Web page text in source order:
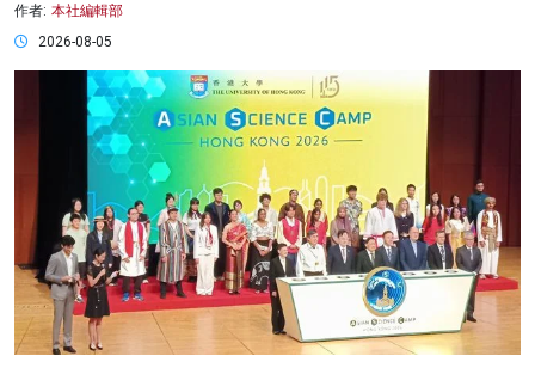
作者: 本社編輯部
2026-08-05